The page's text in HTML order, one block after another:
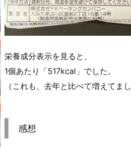
栄養成分表示を見ると、
1個あたり「517kcal」でした。
（これも、去年と比べて増えてまし
感想